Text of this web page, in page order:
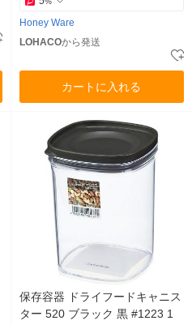
Honey Ware
LOHACOから発送
カートに入れる
保存容器 ドライフードキャニス
ター 520 ブラック 黒 #1223 1